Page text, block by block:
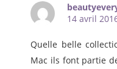
14 avril
Quelle belle
Mac ils font partie